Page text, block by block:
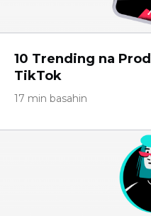
10 Trending na
TikTok
17 min basahin